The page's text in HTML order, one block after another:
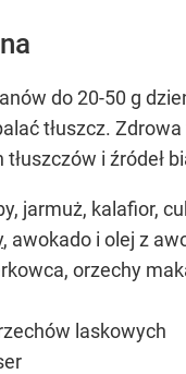
do 20-50 g
tłuszcz.
i źródeł
jarmuż, kalafior,
, awokado i olej z
orzechy
laskowych